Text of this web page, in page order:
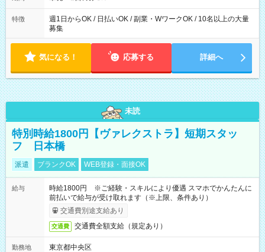
特徴
週1日からOK / 日払いOK / 副業・WワークOK / 10名以上の大量
募集
気になる！ 応募する 詳細へ
未読
特別時給1800円【ヴァレクストラ】短期スタッ
フ 日本橋
派遣 ブランクOK WEB登録・面接OK
給与
時給1800円 ※ご経験・スキルにより優遇 スマホでかんたんに
前払いで給与が受け取れます（※上限、条件あり）
交通費別途支給あり
交通費 交通費全額支給（規定あり）
勤務地
東京都中央区